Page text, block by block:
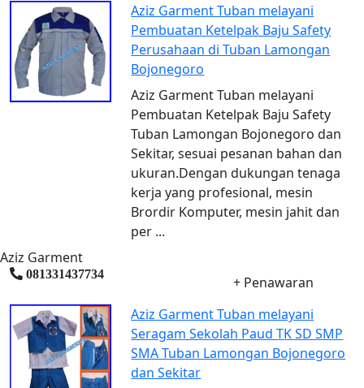
Aziz Garment Tuban melayani
Pembuatan Ketelpak Baju Safety
Perusahaan di Tuban Lamongan
Bojonegoro
Aziz Garment Tuban melayani
Pembuatan Ketelpak Baju Safety
Tuban Lamongan Bojonegoro dan
Sekitar, sesuai pesanan bahan dan
ukuran.Dengan dukungan tenaga
kerja yang profesional, mesin
Brordir Komputer, mesin jahit dan
per ...
Aziz Garment
081331437734
+ Penawaran
Aziz Garment Tuban melayani
Seragam Sekolah Paud TK SD SMP
SMA Tuban Lamongan Bojonegoro
dan Sekitar